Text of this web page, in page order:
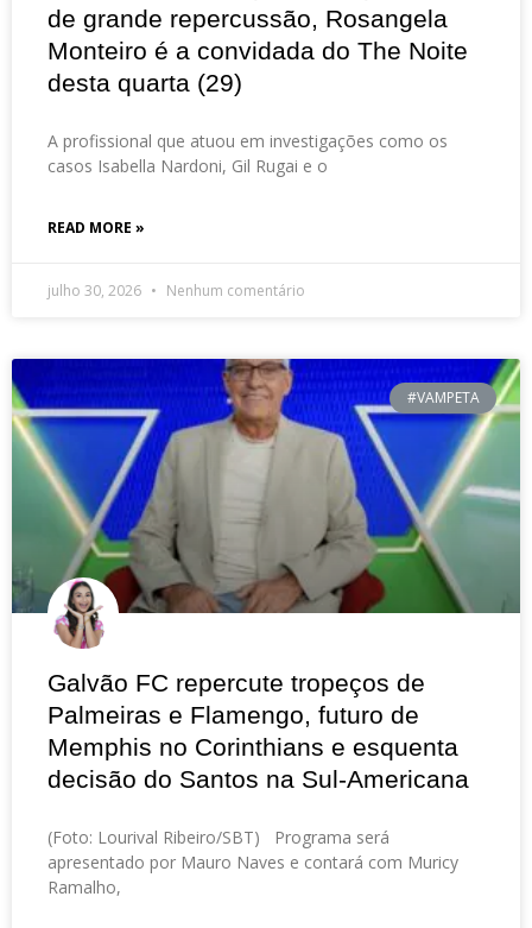
de grande repercussão, Rosangela
Monteiro é a convidada do The Noite
desta quarta (29)
A profissional que atuou em investigações como os
casos Isabella Nardoni, Gil Rugai e o
READ MORE »
julho 30, 2026 Nenhum comentário
#VAMPETA
Galvão FC repercute tropeços de
Palmeiras e Flamengo, futuro de
Memphis no Corinthians e esquenta
decisão do Santos na Sul-Americana
(Foto: Lourival Ribeiro/SBT) Programa será
apresentado por Mauro Naves e contará com Muricy
Ramalho,